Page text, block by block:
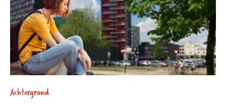
Achtergrond